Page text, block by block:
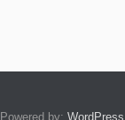
Powered by: WordPress